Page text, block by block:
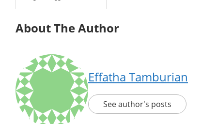
About The Author
Effatha Tamburian
See author's posts